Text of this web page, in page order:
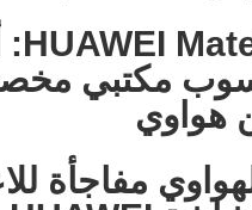
HUAWEI
مكتبي
هواوي
مفاجأة